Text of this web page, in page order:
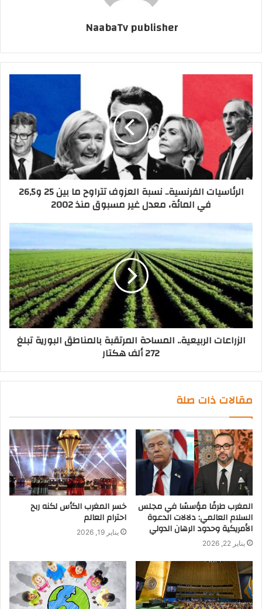
NaabaTv publisher
الرئاسيات الفرنسية.. نسبة العزوف تتراوح ما بين 25 و26,5
في المائة، معدل غير مسبوق منذ 2002
الزراعات الربيعية.. المساحة المرتقبة بالمناطق البورية تبلغ
272 ألف هكتار
مقالات ذات صلة
المغرب طرفًا مؤسسًا في مجلس
السلام العالمي: دلالات الدعوة
الأمريكية وحدود الرهان الدولي
يناير 22, 2026
خسر المغرب الكأس لكنه ربح
احترام العالم
يناير 19, 2026